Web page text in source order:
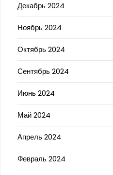
Декабрь 2024
Ноябрь 2024
Октябрь 2024
Сентябрь 2024
Июнь 2024
Май 2024
Апрель 2024
Февраль 2024